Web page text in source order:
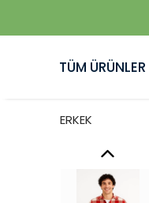
TÜM ÜRÜNLER
ERKEK